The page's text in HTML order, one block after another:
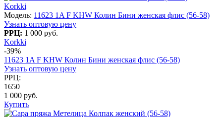
Korkki
Модель: 11623 1A F KHW Колин Бини женская флис (56-58)
Узнать оптовую цену
РРЦ: 1 000 руб.
Korkki
-39%
11623 1A F KHW Колин Бини женская флис (56-58)
Узнать оптовую цену
РРЦ:
1650
1 000 руб.
Купить